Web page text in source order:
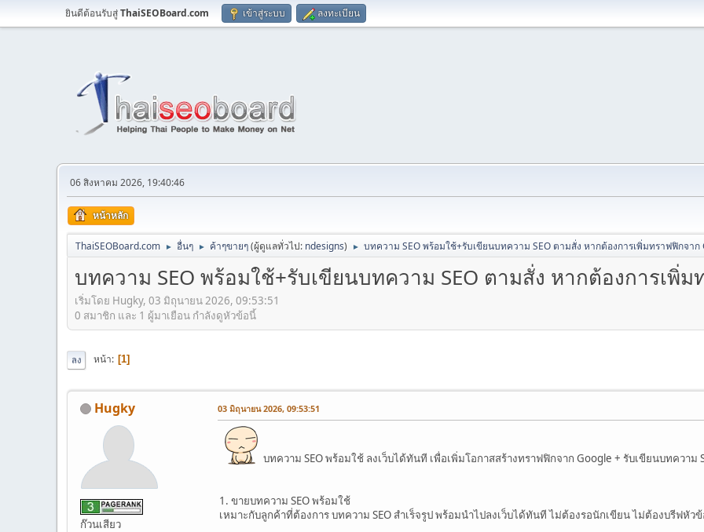
ยินดีต้อนรับสู่ThaiSEOBoard.com เข้าสู่ระบบ ลงทะเบียน
06 สิงหาคม 2026, 19:40:46
หน้าหลัก
ThaiSEOBoard.com ► อื่นๆ ► ค้าๆขายๆ(ผู้ดูแลทั่วไป: ndesigns) ► บทความ SEO พร้อมใช้+รับเขียนบทความ SEO ตามสั่ง หากต้องการเพิ่มทราฟฟิกจาก
บทความ SEO พร้อมใช้+รับเขียนบทความ SEO ตามสั่ง หากต้องการเพิ่
เริ่มโดย Hugky, 03 มิถุนายน 2026, 09:53:51
0 สมาชิก และ 1 ผู้มาเยือน กำลังดูหัวข้อนี้
ลง หน้า 1
Hugky
ก๊วนเสียว
03 มิถุนายน 2026, 09:53:51
บทความ SEO พร้อมใช้ ลงเว็บได้ทันที เพื่อเพิ่มโอกาสสร้างทราฟฟิกจาก Google + รับเขียนบทความ
1. ขายบทความ SEO พร้อมใช้
เหมาะกับลูกค้าที่ต้องการ บทความ SEO สำเร็จรูป พร้อมนำไปลงเว็บได้ทันที ไม่ต้องรอนักเขียน ไม่ต้องบรีฟหัวข้